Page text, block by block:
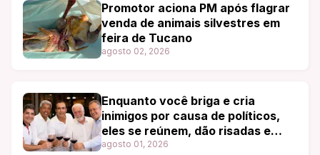
Promotor aciona PM após flagrar
venda de animais silvestres em
feira de Tucano
agosto 02, 2026
Enquanto você briga e cria
inimigos por causa de políticos,
eles se reúnem, dão risadas e
degustam os melhores vinhos.
agosto 01, 2026